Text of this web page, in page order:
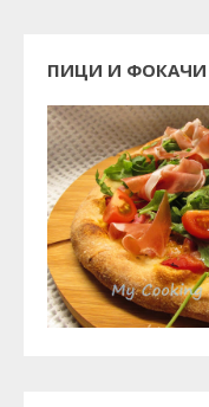
ПИЦИ И ФОКАЧИ